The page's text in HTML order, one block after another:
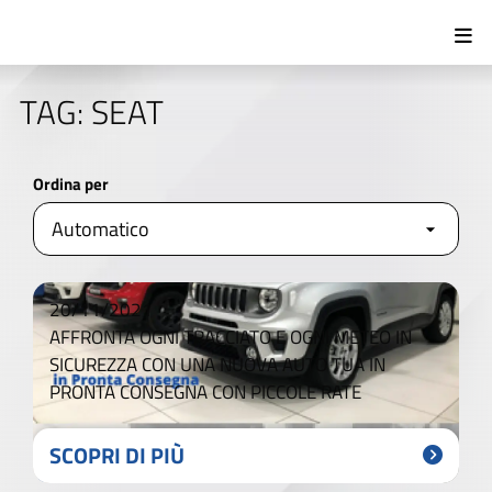
TAG: SEAT
Ordina per
20/11/2021
AFFRONTA OGNI TRACCIATO E OGNI METEO IN
SICUREZZA CON UNA NUOVA AUTO TUA IN
PRONTA CONSEGNA CON PICCOLE RATE
SCOPRI DI PIÙ